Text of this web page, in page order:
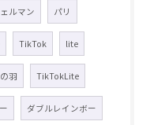
ルマン パリ
TikTok lite
羽 TikTokLite
ダブルレインボー